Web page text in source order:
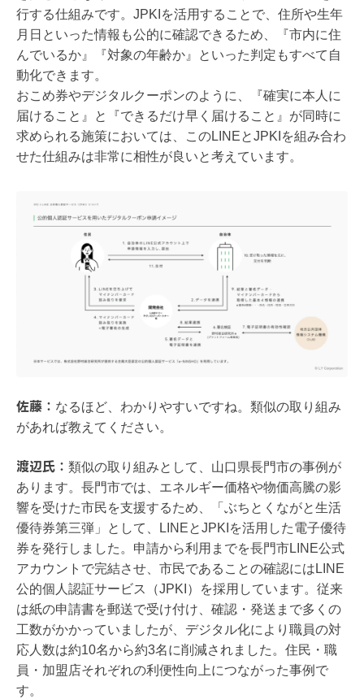
行する仕組みです。JPKIを活用することで、住所や生年
月日といった情報も公的に確認できるため、『市内に住
んでいるか』『対象の年齢か』といった判定もすべて自
動化できます。
おこめ券やデジタルクーポンのように、『確実に本人に
届けること』と『できるだけ早く届けること』が同時に
求められる施策においては、このLINEとJPKIを組み合わ
せた仕組みは非常に相性が良いと考えています。
佐藤： なるほど、わかりやすいですね。類似の取り組み
があれば教えてください。
渡辺氏： 類似の取り組みとして、山口県長門市の事例が
あります。長門市では、エネルギー価格や物価高騰の影
響を受けた市民を支援するため、「ぶちとくながと生活
優待券第三弾」として、LINEとJPKIを活用した電子優待
券を発行しました。申請から利用までを長門市LINE公式
アカウントで完結させ、市民であることの確認にはLINE
公的個人認証サービス（JPKI）を採用しています。従来
は紙の申請書を郵送で受け付け、確認・発送まで多くの
工数がかかっていましたが、デジタル化により職員の対
応人数は約10名から約3名に削減されました。住民・職
員・加盟店それぞれの利便性向上につながった事例で
す。